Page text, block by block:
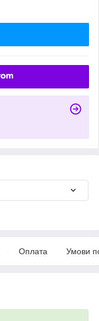
Оплата Умови